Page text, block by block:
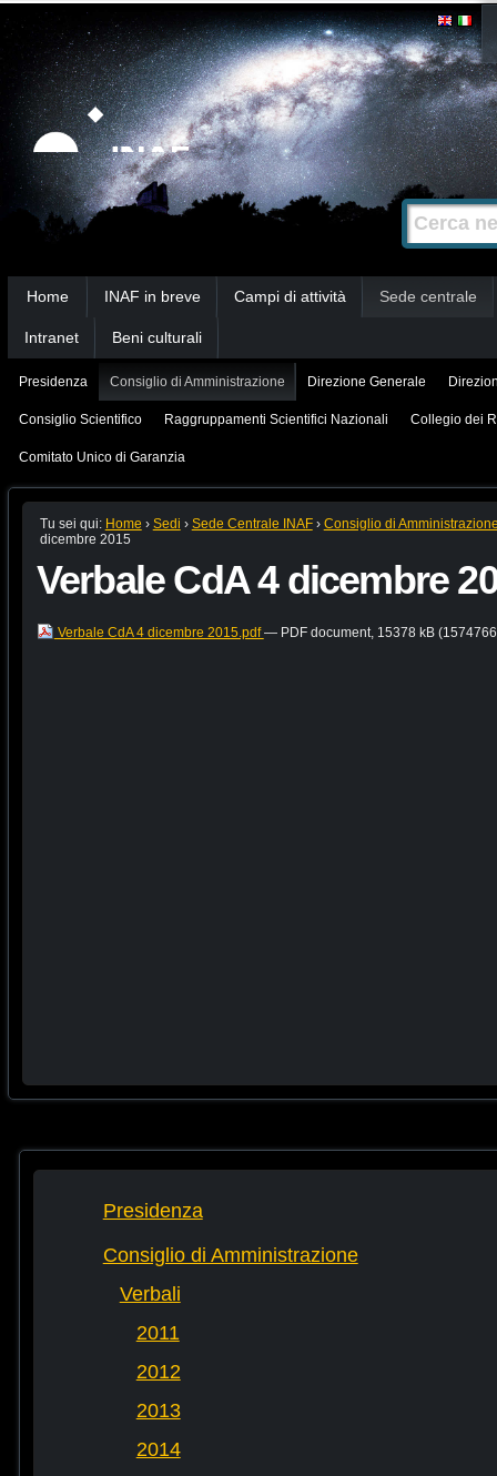
Strumenti
personali
Salta
contenuti.
|
Salta
alla
navigazione
Cerca nel
Ricerca
avanzata…
Home INAF in breve Campi di attività Sede centrale
Intranet Beni culturali
Presidenza Consiglio di Amministrazione Direzione Generale
Consiglio Scientifico Raggruppamenti Scientifici Nazionali Collegio dei
Comitato Unico di Garanzia
Tu sei qui: Home › Sedi › Sede Centrale INAF › Consiglio di
dicembre 2015
Verbale CdA 4 dicembre
Verbale CdA 4 dicembre 2015.pdf— PDF document, 15378 kB
Presidenza
Consiglio di Amministrazione
Verbali
2011
2012
2013
2014